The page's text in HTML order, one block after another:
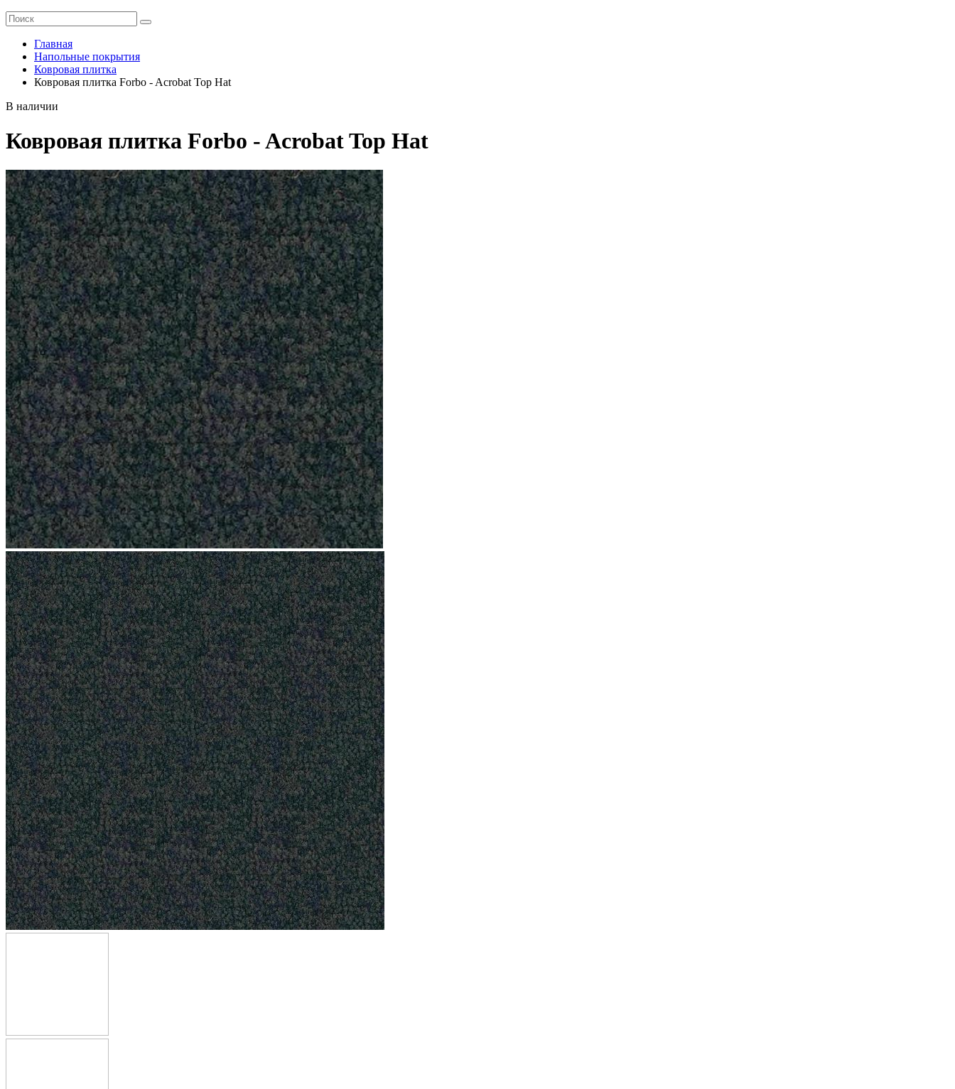
Главная
Напольные покрытия
Ковровая плитка
Ковровая плитка Forbo - Acrobat Top Hat
В наличии
Ковровая плитка Forbo - Acrobat Top Hat